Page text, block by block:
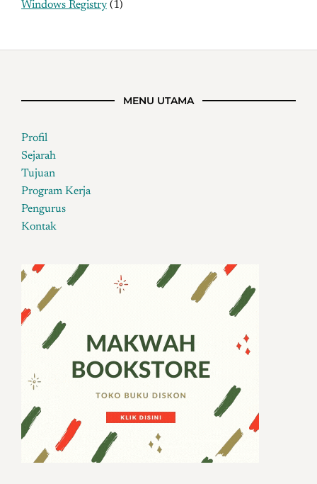
Windows Registry (1)
MENU UTAMA
Profil
Sejarah
Tujuan
Program Kerja
Pengurus
Kontak